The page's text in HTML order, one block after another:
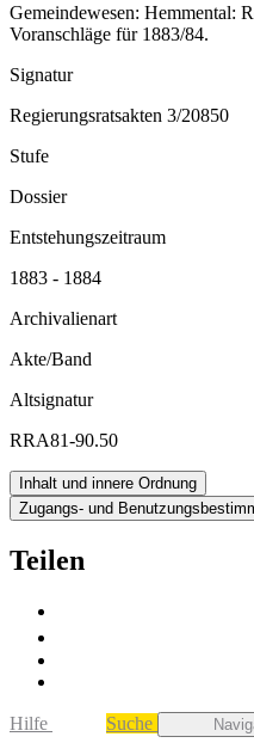
Gemeindewesen: Hemmental:
Voranschläge für 1883/84.
Signatur
Regierungsratsakten 3/20850
Stufe
Dossier
Entstehungszeitraum
1883 - 1884
Archivalienart
Akte/Band
Altsignatur
RRA81-90.50
Inhalt und innere Ordnung
Zugangs- und
Teilen
Hilfe Suche